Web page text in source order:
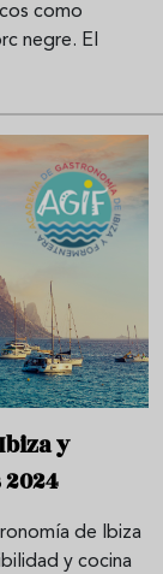
como
negre. El
y
de Ibiza
y cocina